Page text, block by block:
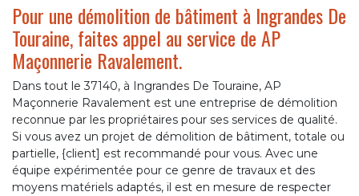
Pour une démolition de bâtiment à Ingrandes De
Touraine, faites appel au service de AP
Maçonnerie Ravalement.
Dans tout le 37140, à Ingrandes De Touraine, AP
Maçonnerie Ravalement est une entreprise de démolition
reconnue par les propriétaires pour ses services de qualité.
Si vous avez un projet de démolition de bâtiment, totale ou
partielle, {client] est recommandé pour vous. Avec une
équipe expérimentée pour ce genre de travaux et des
moyens matériels adaptés, il est en mesure de respecter